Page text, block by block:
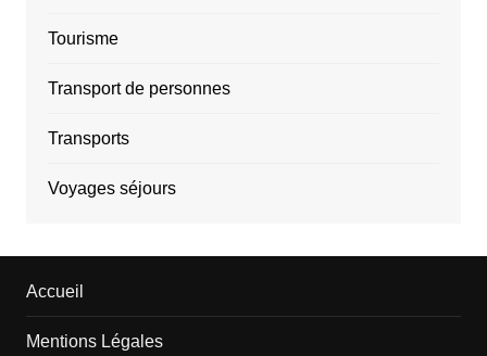
Tourisme
Transport de personnes
Transports
Voyages séjours
Accueil
Mentions Légales